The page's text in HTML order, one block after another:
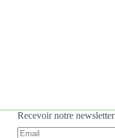
Recevoir notre newsletter